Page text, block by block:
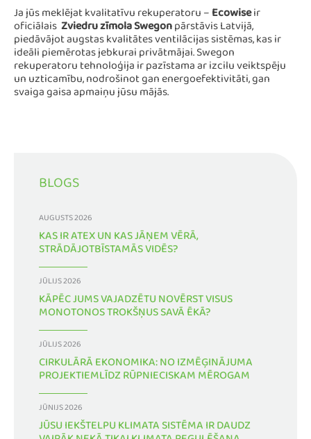
BLOGS
AUGUSTS 2026
KAS IR ATEX UN KAS JĀŅEM VĒRĀ,
STRĀDĀJOTBĪSTAMĀS VIDĒS?
JŪLIJS 2026
KĀPĒC JUMS VAJADZĒTU NOVĒRST VISUS
MONOTONOS TROKŠŅUS SAVĀ ĒKĀ?
JŪLIJS 2026
CIRKULĀRĀ EKONOMIKA: NO IZMĒĢINĀJUMA
PROJEKTIEMLĪDZ RŪPNIECISKAM MĒROGAM
JŪNIJS 2026
JŪSU IEKŠTELPU KLIMATA SISTĒMA IR DAUDZ
Ja jūs meklējat kvalitatīvu rekuperatoru –Ecowiseir
oficiālaisZviedru zīmola Swegonpārstāvis Latvijā,
piedāvājot augstas kvalitātes ventilācijas sistēmas, kas ir
ideāli piemērotas jebkurai privātmājai. Swegon
rekuperatoru tehnoloģija ir pazīstama ar izcilu veiktspēju
un uzticamību, nodrošinot gan energoefektivitāti, gan
svaiga gaisa apmaiņu jūsu mājās.